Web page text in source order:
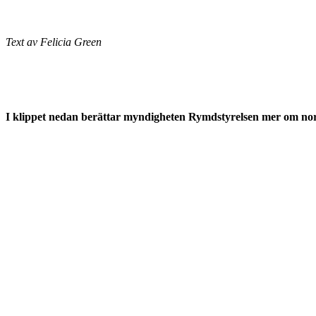
Text av Felicia Green
I klippet nedan berättar myndigheten Rymdstyrelsen mer om